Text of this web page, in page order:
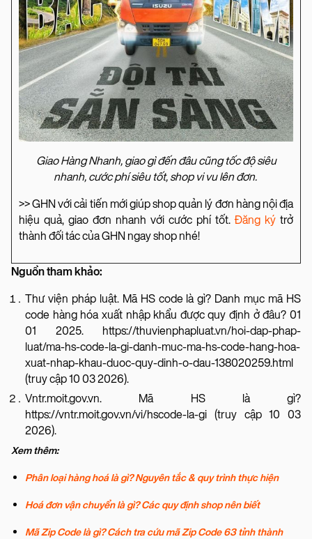
Giao Hàng Nhanh, giao gì đến đâu cũng tốc độ siêu
nhanh, cước phí siêu tốt, shop vi vu lên đơn.
>> GHN với cải tiến mới giúp shop quản lý đơn hàng nội địa
hiệu quả, giao đơn nhanh với cước phí tốt.Đăng ký trở
thành đối tác của GHN ngay shop nhé!
Nguồn tham khảo:
Thư viện pháp luật. Mã HS code là gì? Danh mục mã HS
code hàng hóa xuất nhập khẩu được quy định ở đâu? 01
01 2025. https://thuvienphapluat.vn/hoi-dap-phap-
luat/ma-hs-code-la-gi-danh-muc-ma-hs-code-hang-hoa-
xuat-nhap-khau-duoc-quy-dinh-o-dau-138020259.html
(truy cập 10 03 2026).
Vntr.moit.gov.vn. Mã HS là gì?
https://vntr.moit.gov.vn/vi/hscode-la-gi (truy cập 10 03
2026).
Xem thêm:
Phân loại hàng hoá là gì? Nguyên tắc & quy trình thực hiện
Hoá đơn vận chuyển là gì? Các quy định shop nên biết
Mã Zip Code là gì? Cách tra cứu mã Zip Code 63 tỉnh thành